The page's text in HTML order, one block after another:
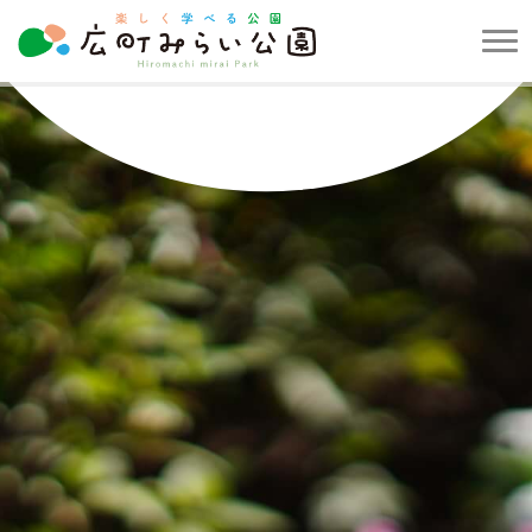
し
く
べ
る
公
園
ら
い
公
園
メ
ュ
ー
を
開
閉
す